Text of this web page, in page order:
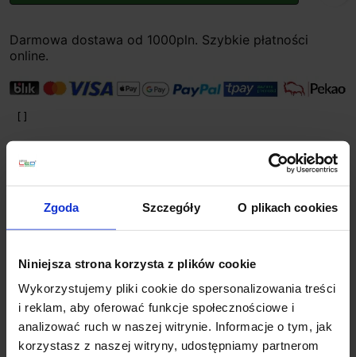
Zgoda Szczegóły O plikach cookies
Niniejsza strona korzysta z plików cookie
Wykorzystujemy pliki cookie do spersonalizowania treści
i reklam, aby oferować funkcje społecznościowe i
analizować ruch w naszej witrynie. Informacje o tym, jak
korzystasz z naszej witryny, udostępniamy partnerom
Darmowa dostawa od 1000pln. Szybkie płatności
online.
Planujesz większy zakup? Negocjuj cenę!
Wsparcie techniczne